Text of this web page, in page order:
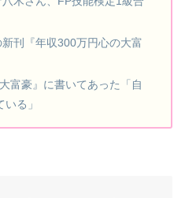
刊『年収300万円心の大富
富豪』に書いてあった「自
る」